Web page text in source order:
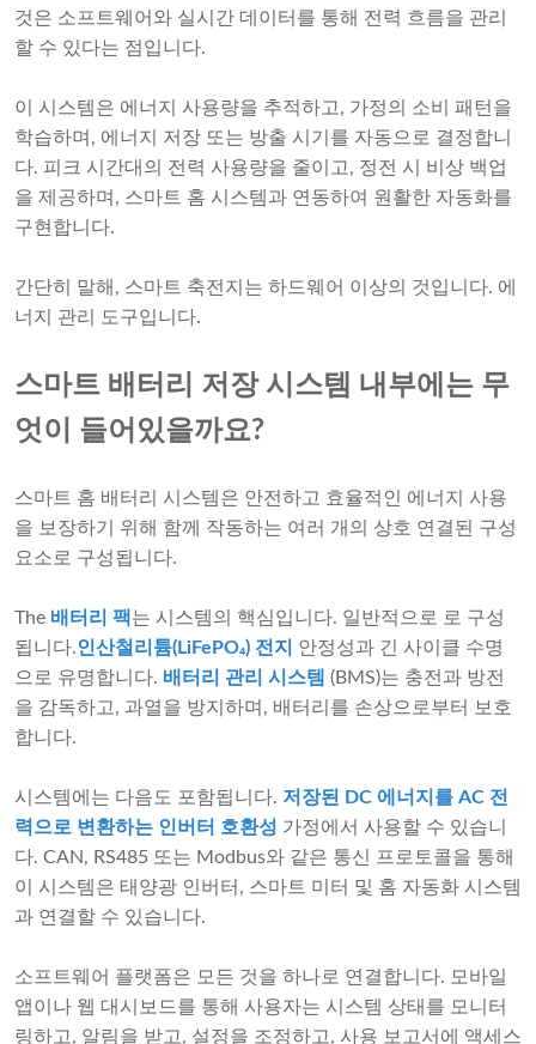
것은 소프트웨어와 실시간 데이터를 통해 전력 흐름을 관리
할 수 있다는 점입니다.
이 시스템은 에너지 사용량을 추적하고, 가정의 소비 패턴을
학습하며, 에너지 저장 또는 방출 시기를 자동으로 결정합니
다. 피크 시간대의 전력 사용량을 줄이고, 정전 시 비상 백업
을 제공하며, 스마트 홈 시스템과 연동하여 원활한 자동화를
구현합니다.
간단히 말해, 스마트 축전지는 하드웨어 이상의 것입니다. 에
너지 관리 도구입니다.
스마트 배터리 저장 시스템 내부에는 무
엇이 들어있을까요?
스마트 홈 배터리 시스템은 안전하고 효율적인 에너지 사용
을 보장하기 위해 함께 작동하는 여러 개의 상호 연결된 구성
요소로 구성됩니다.
The 배터리 팩는 시스템의 핵심입니다. 일반적으로 로 구성
됩니다.인산철리튬(LiFePO₄) 전지
안정성과 긴 사이클 수명
으로 유명합니다. 배터리 관리 시스템 (BMS)는 충전과 방전
을 감독하고, 과열을 방지하며, 배터리를 손상으로부터 보호
합니다.
시스템에는 다음도 포함됩니다. 저장된 DC 에너지를 AC 전
력으로 변환하는 인버터 호환성 가정에서 사용할 수 있습니
다. CAN, RS485 또는 Modbus와 같은 통신 프로토콜을 통해
이 시스템은 태양광 인버터, 스마트 미터 및 홈 자동화 시스템
과 연결할 수 있습니다.
소프트웨어 플랫폼은 모든 것을 하나로 연결합니다. 모바일
앱이나 웹 대시보드를 통해 사용자는 시스템 상태를 모니터
링하고, 알림을 받고, 설정을 조정하고, 사용 보고서에 액세스